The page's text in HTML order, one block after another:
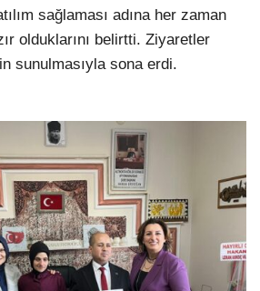
sağlaması adına her zaman
olduklarını belirtti. Ziyaretler
sunulmasıyla sona erdi.